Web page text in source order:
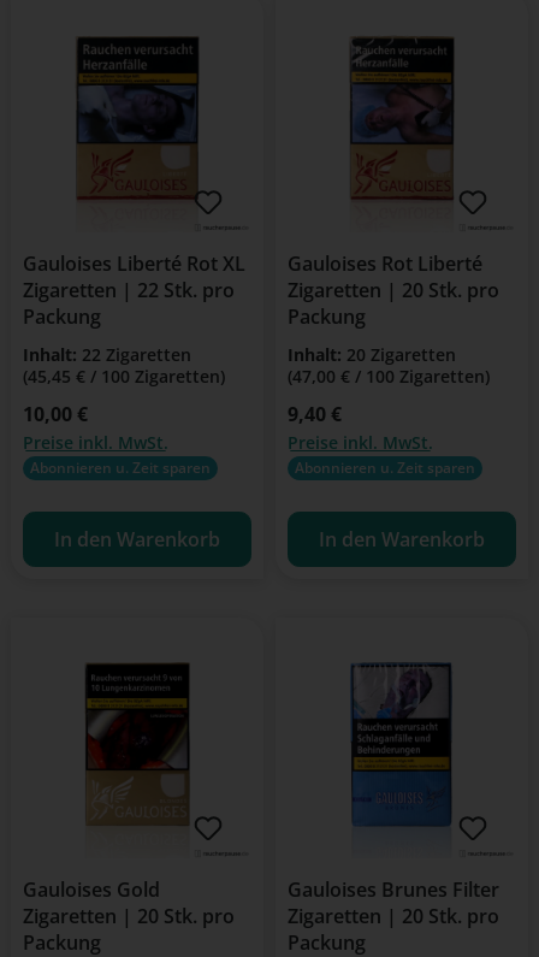
Gauloises Liberté Rot XL
Zigaretten | 22 Stk. pro
Packung
Inhalt: 22 Zigaretten
(45,45 € / 100 Zigaretten)
Regulärer Preis:
10,00 €
Preise inkl. MwSt.
Abonnieren u. Zeit sparen
In den Warenkorb
Gauloises Rot Liberté
Zigaretten | 20 Stk. pro
Packung
Inhalt: 20 Zigaretten
(47,00 € / 100 Zigaretten)
Regulärer Preis:
9,40 €
Preise inkl. MwSt.
Abonnieren u. Zeit sparen
In den Warenkorb
Gauloises Gold
Zigaretten | 20 Stk. pro
Packung
Gauloises Brunes Filter
Zigaretten | 20 Stk. pro
Packung